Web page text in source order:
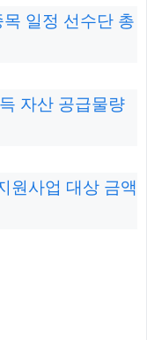
일정 선수단 총
자산 공급물량
원사업 대상 금액